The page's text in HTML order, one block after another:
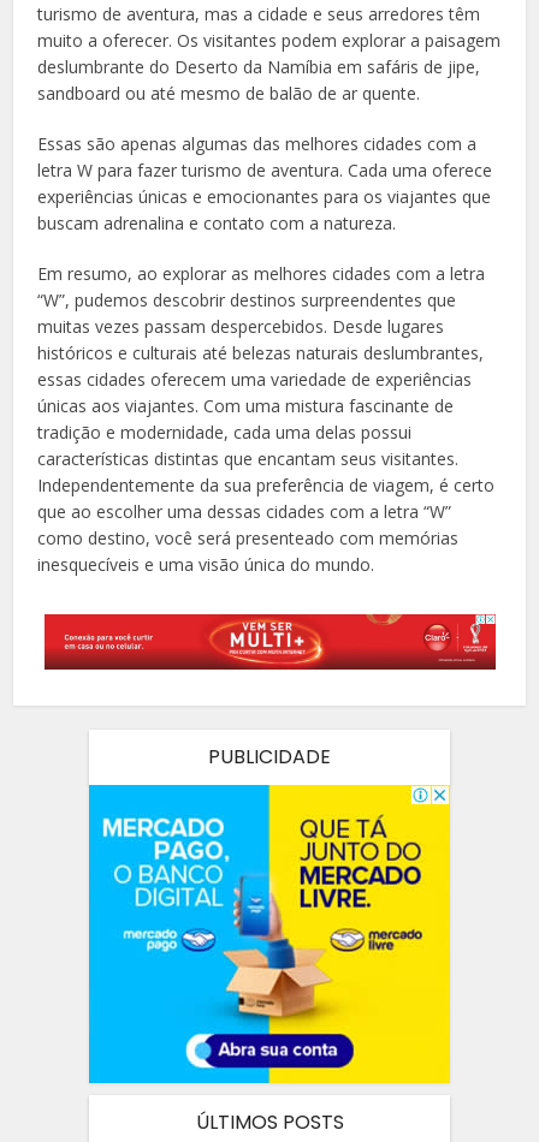
turismo de aventura, mas a cidade e seus arredores têm
muito a oferecer. Os visitantes podem explorar a paisagem
deslumbrante do Deserto da Namíbia em safáris de jipe,
sandboard ou até mesmo de balão de ar quente.
Essas são apenas algumas das melhores cidades com a
letra W para fazer turismo de aventura. Cada uma oferece
experiências únicas e emocionantes para os viajantes que
buscam adrenalina e contato com a natureza.
Em resumo, ao explorar as melhores cidades com a letra
“W”, pudemos descobrir destinos surpreendentes que
muitas vezes passam despercebidos. Desde lugares
históricos e culturais até belezas naturais deslumbrantes,
essas cidades oferecem uma variedade de experiências
únicas aos viajantes. Com uma mistura fascinante de
tradição e modernidade, cada uma delas possui
características distintas que encantam seus visitantes.
Independentemente da sua preferência de viagem, é certo
que ao escolher uma dessas cidades com a letra “W”
como destino, você será presenteado com memórias
inesquecíveis e uma visão única do mundo.
PUBLICIDADE
ÚLTIMOS POSTS